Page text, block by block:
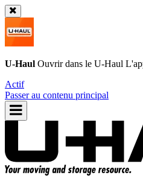
U-Haul Ouvrir dans le U-Haul
Actif
Passer au contenu principal